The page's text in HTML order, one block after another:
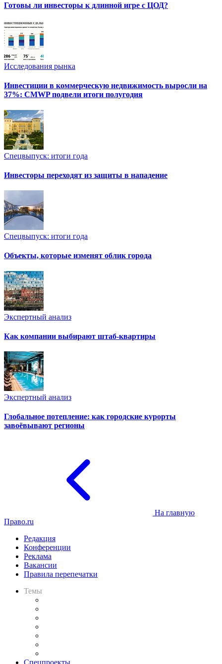
Готовы ли инвесторы к длинной игре с ЦОД?
Исследования рынка
Инвестиции в коммерческую недвижимость выросли на
37%: CMWP подвели итоги полугодия
Спецвыпуск: итоги года
Инвесторы переходят из защиты в нападение
Спецвыпуск: итоги года
Объекты, которые изменят облик города
Экспертный анализ
Как компании выбирают штаб-квартиры
Экспертный анализ
Глобальное потепление: как городские курорты
завоёвывают регионы
На главную
Право.ru
Редакция
Конференции
Реклама
Вакансии
Правила перепечатки
Темы
Спецпроекты